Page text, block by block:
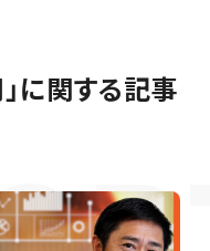
」に関する記事